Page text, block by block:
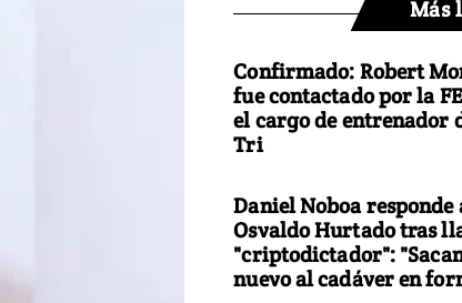
Más
Confirmado: Robert
fue contactado por la
el cargo de entrenador
Tri
Daniel Noboa responde
Osvaldo Hurtado tras
"criptodictador":
nuevo al cadáver en